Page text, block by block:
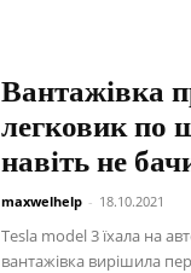
Вантажівка
легковик по
навіть не
maxwelhelp - 18.10.2021
Tesla model 3 їхала на
вантажівка вирішила